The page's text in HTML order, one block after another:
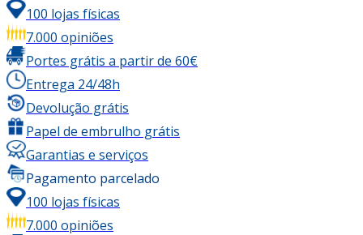
100 lojas físicas
7.000 opiniões
Portes grátis a partir de 60€
Entrega 24/48h
Devolução grátis
Papel de embrulho grátis
Garantias e serviços
Pagamento parcelado
100 lojas físicas
7.000 opiniões